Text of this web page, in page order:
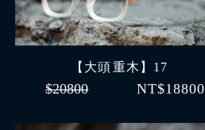
【大頭 重木】17
$20800 NT$18800